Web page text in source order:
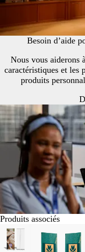
Besoin d’aide
Nous vous aiderons
caractéristiques et les
produits
Produits associés
Diapositives